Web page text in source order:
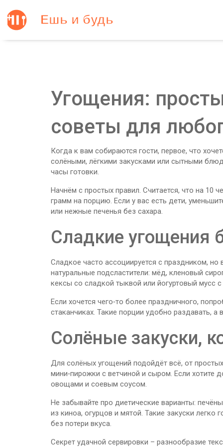
Угощения:
советы для
Когда к вам собираются гости, первое, что
солёными, лёгкими закусками или сытными
часы готовки.
Начнём с простых правил. Считается, что на 10
грамм на порцию. Если у вас есть дети,
или нежные печенья без сахара.
Сладкие угощения
Сладкое часто ассоциируется с праздником, но
натуральные подсластители: мёд, кленовый
кексы со сладкой тыквой или йогуртовый мусс
Если хочется чего‑то более праздничного,
стаканчиках. Такие порции удобно раздавать,
Солёные закуски,
Для солёных угощений подойдёт всё, от
мини‑пирожки с ветчиной и сыром. Если хотите
овощами и соевым соусом.
Не забывайте про диетические варианты:
из киноа, огурцов и мятой. Такие закуски легко
без потери вкуса.
Секрет удачной сервировки – разнообразие